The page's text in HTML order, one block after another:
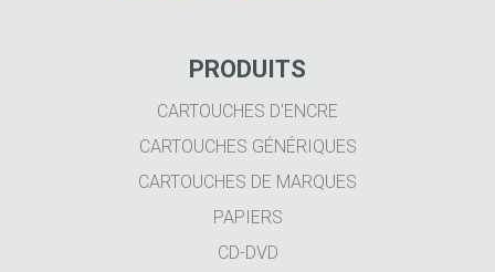
PRODUITS
CARTOUCHES D'ENCRE
CARTOUCHES GÉNÉRIQUES
CARTOUCHES DE MARQUES
PAPIERS
CD-DVD